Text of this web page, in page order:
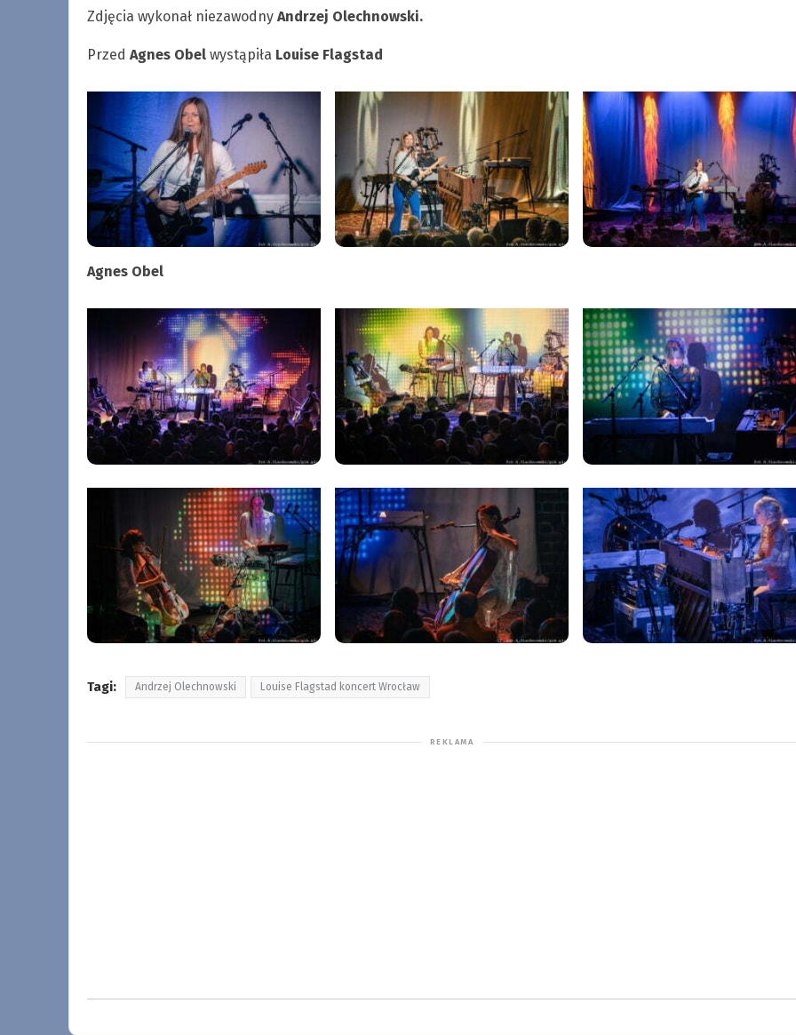
Zdjęcia wykonał niezawodny Andrzej Olechnowski.
Przed Agnes Obelwystąpiła Louise Flagstad
Agnes Obel
Tagi: Andrzej Olechnowski Louise Flagstad koncert Wrocław